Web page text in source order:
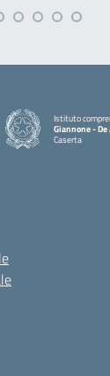
Istituto
Giannone -
Caserta